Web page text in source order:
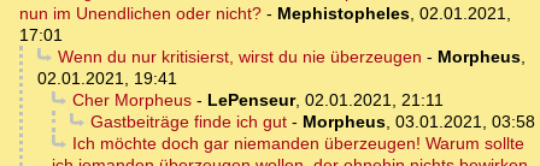
nun im Unendlichen oder nicht? - Mephistopheles, 02.01.2021,
17:01
Wenn du nur kritisierst, wirst du nie überzeugen - Morpheus,
02.01.2021, 19:41
Cher Morpheus- LePenseur, 02.01.2021, 21:11
Gastbeiträge finde ich gut- Morpheus, 03.01.2021, 03:58
Ich möchte doch gar niemanden überzeugen! Warum sollte